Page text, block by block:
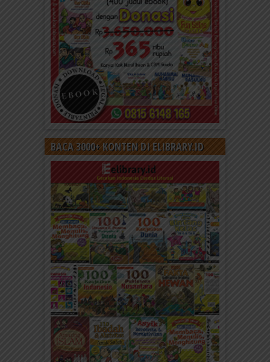
BACA 3000+ KONTEN DI ELIBRARY.ID